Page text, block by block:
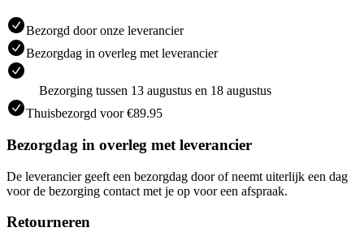
Bezorgd door onze leverancier
Bezorgdag in overleg met leverancier
Bezorging tussen 13 augustus en 18 augustus
Thuisbezorgd voor €89.95
Bezorgdag in overleg met leverancier
De leverancier geeft een bezorgdag door of neemt uiterlijk een dag
voor de bezorging contact met je op voor een afspraak.
Retourneren